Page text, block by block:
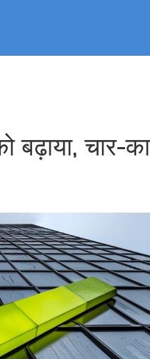
बढ़ाया, चार-